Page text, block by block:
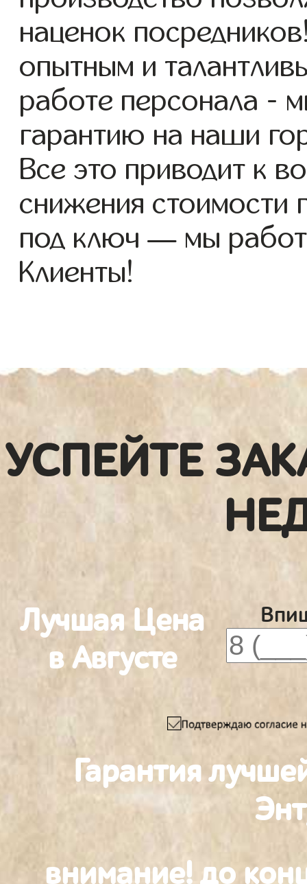
наценок
опытным и
работе персонала -
гарантию на наши
Все это приводит к
снижения стоимости
под ключ — мы
Клиенты!
УСПЕЙТЕ
Лучшая Цена
в Августе
Гарантия
внимание! до